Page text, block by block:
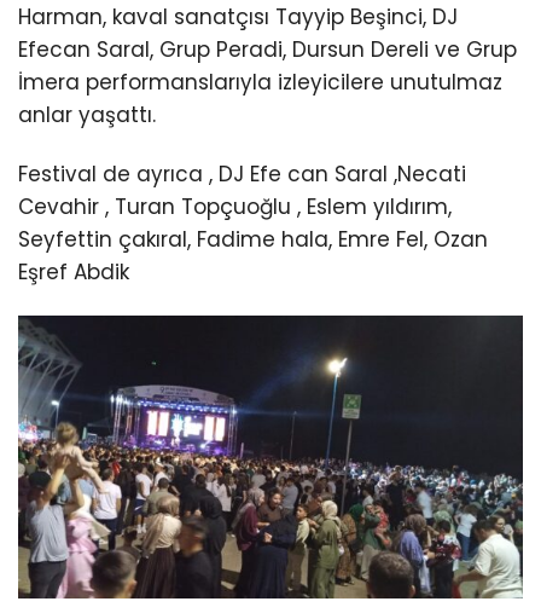
Harman, kaval sanatçısı Tayyip Beşinci, DJ
Efecan Saral, Grup Peradi, Dursun Dereli ve Grup
İmera performanslarıyla izleyicilere unutulmaz
anlar yaşattı.
Festival de ayrıca , DJ Efe can Saral ,Necati
Cevahir , Turan Topçuoğlu , Eslem yıldırım,
Seyfettin çakıral, Fadime hala, Emre Fel, Ozan
Eşref Abdik